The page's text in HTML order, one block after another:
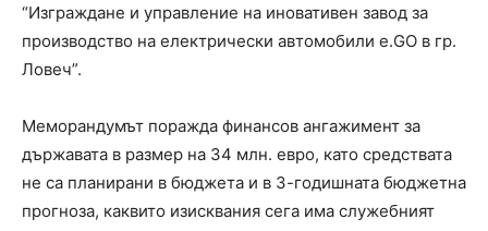
“Изграждане и управление на иновативен завод за
производство на електрически автомобили e.GO в гр.
Ловеч”.
Меморандумът поражда финансов ангажимент за
държавата в размер на 34 млн. евро, като средствата
не са планирани в бюджета и в 3-годишната бюджетна
прогноза, каквито изисквания сега има служебният